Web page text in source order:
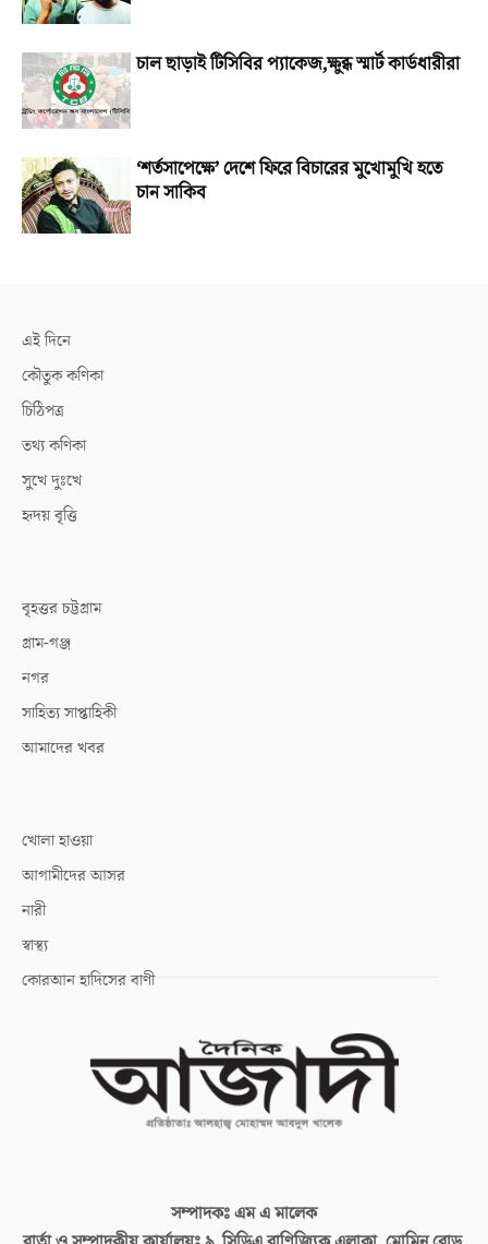
চাল ছাড়াই টিসিবির প্যাকেজ,ক্ষুব্ধ স্মার্ট কার্ডধারীরা
‘শর্তসাপেক্ষে’ দেশে ফিরে বিচারের মুখোমুখি হতে
চান সাকিব
এই দিনে
কৌতুক কণিকা
চিঠিপত্র
তথ্য কণিকা
সুখে দুঃখে
হৃদয় বৃত্তি
বৃহত্তর চট্টগ্রাম
গ্রাম-গঞ্জ
নগর
সাহিত্য সাপ্তাহিকী
আমাদের খবর
খোলা হাওয়া
আগামীদের আসর
নারী
স্বাস্থ্য
কোরআন হাদিসের বাণী
সম্পাদকঃএম এ মালেক